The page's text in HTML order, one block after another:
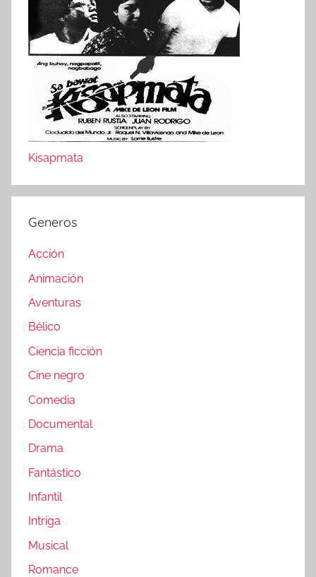
Kisapmata
Generos
Acción
Animación
Aventuras
Bélico
Ciencia ficción
Cine negro
Comedia
Documental
Drama
Fantástico
Infantil
Intriga
Musical
Romance